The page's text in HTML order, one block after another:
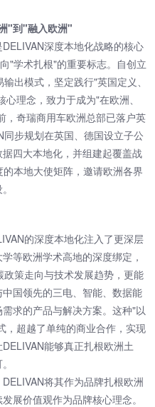
"到"融入欧洲"
深度本地化战略的核心
"学术扎根"的重要标志。自创立
出模式，坚定践行"英国定义、
理念，致力于成为"在欧洲、
，奇瑞商用车欧洲总部已落户英
步规划在英国、德国设立子公
四大本地化，并组建起覆盖战
本地大使矩阵，邀请欧洲各界
的深度本地化注入了更深层
等欧洲学术高地的深度绑定，
策走向与技术发展趋势，更能
国领先的三电、智能、数据能
求的产品与解决方案。这种"以
，超越了单纯的商业合作，实现
能够真正扎根欧洲土
将其作为品牌扎根欧洲
展价值观作为品牌核心理念。